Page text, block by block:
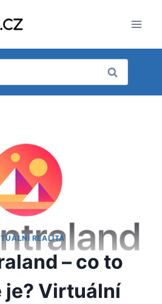
REALITA
– co to
je? Virtuální